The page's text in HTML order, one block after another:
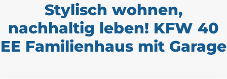
Stylisch wohnen,
nachhaltig leben! KFW 40
EE Familienhaus mit Garage